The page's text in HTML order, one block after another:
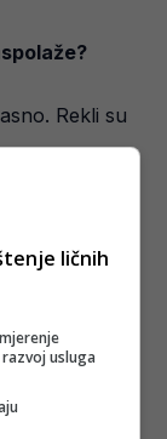
Rekli su
ćemo od
ličnih
usluga